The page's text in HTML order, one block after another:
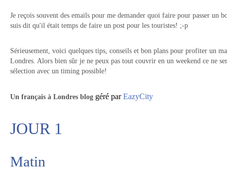
Je reçois souvent des emails pour me demander quoi faire pour passer un
suis dit qu'il était temps de faire un post pour les touristes! ;-p
Sérieusement, voici quelques tips, conseils et bon plans pour profiter un
Londres. Alors bien sûr je ne peux pas tout couvrir en un weekend ce ne
sélection avec un timing possible!
Un français à Londres blog géré parEazyCity
JOUR 1
Matin